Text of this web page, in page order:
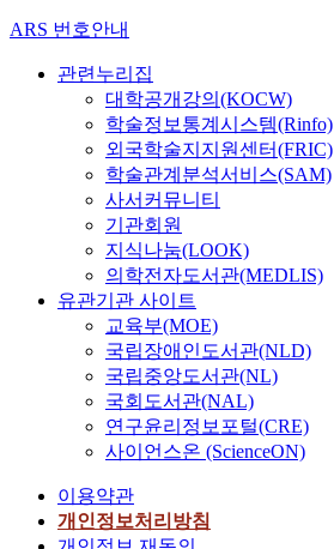
ARS 번호안내
관련누리집
대학공개강의(KOCW)
학술정보통계시스템(Rinfo)
외국학술지지원센터(FRIC)
학술관계분석서비스(SAM)
사서커뮤니티
기관회원
지식나눔(LOOK)
의학전자도서관(MEDLIS)
유관기관 사이트
교육부(MOE)
국립장애인도서관(NLD)
국립중앙도서관(NL)
국회도서관(NAL)
연구윤리정보포털(CRE)
사이언스온 (ScienceON)
이용약관
개인정보처리방침